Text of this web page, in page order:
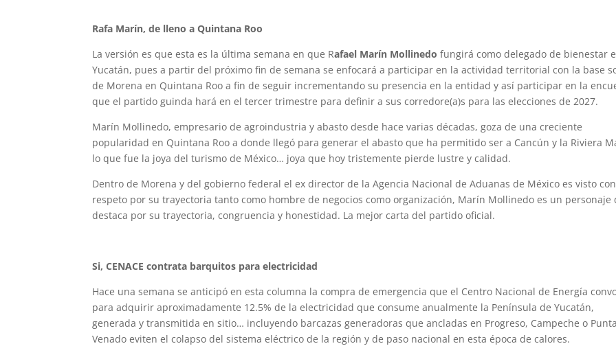
Rafa Marín, de lleno a Quintana Roo
La versión es que esta es la última semana en que Rafael Marín Mollinedo fungirá como delegado de bienestar
Yucatán, pues a partir del próximo fin de semana se enfocará a participar en la actividad territorial con la base
de Morena en Quintana Roo a fin de seguir incrementando su presencia en la entidad y así participar en la
que el partido guinda hará en el tercer trimestre para definir a sus corredore(a)s para las elecciones de 2027.
Marín Mollinedo, empresario de agroindustria y abasto desde hace varias décadas, goza de una creciente
popularidad en Quintana Roo a donde llegó para generar el abasto que ha permitido ser a Cancún y la Riviera
lo que fue la joya del turismo de México… joya que hoy tristemente pierde lustre y calidad.
Dentro de Morena y del gobierno federal el ex director de la Agencia Nacional de Aduanas de México es visto con
respeto por su trayectoria tanto como hombre de negocios como organización, Marín Mollinedo es un personaje
destaca por su trayectoria, congruencia y honestidad. La mejor carta del partido oficial.
Si, CENACE contrata barquitos para electricidad
Hace una semana se anticipó en esta columna la compra de emergencia que el Centro Nacional de Energía
para adquirir aproximadamente 12.5% de la electricidad que consume anualmente la Península de Yucatán,
generada y transmitida en sitio… incluyendo barcazas generadoras que ancladas en Progreso, Campeche o Punta
Venado eviten el colapso del sistema eléctrico de la región y de paso nacional en esta época de calores.